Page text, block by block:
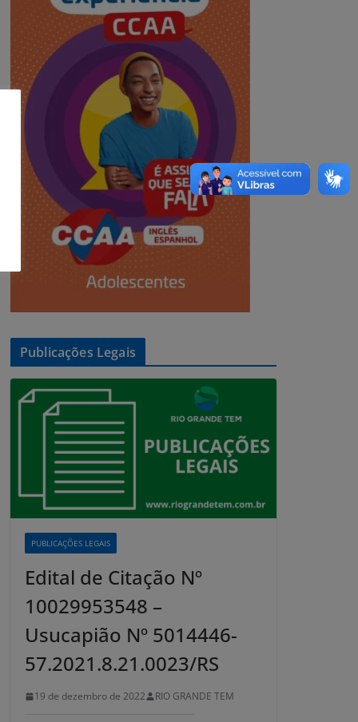
Publicações Legais
PUBLICAÇÕES LEGAIS
Edital de Citação Nº
10029953548 –
Usucapião Nº 5014446-
57.2021.8.21.0023/RS
19 de dezembro de 2022 RIO GRANDE TEM